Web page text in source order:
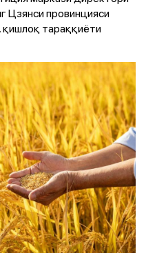
Цзянси провинцияси
тараққиёти